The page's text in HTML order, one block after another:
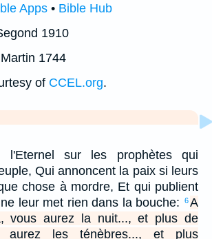
Apps • Bible Hub
1910
1744
of CCEL.org.
l'Eternel sur les prophètes qui
Qui annoncent la paix si leurs
chose à mordre, Et qui publient
leur met rien dans la bouche:
6A
vous aurez la nuit..., et plus de
aurez les ténèbres..., et plus